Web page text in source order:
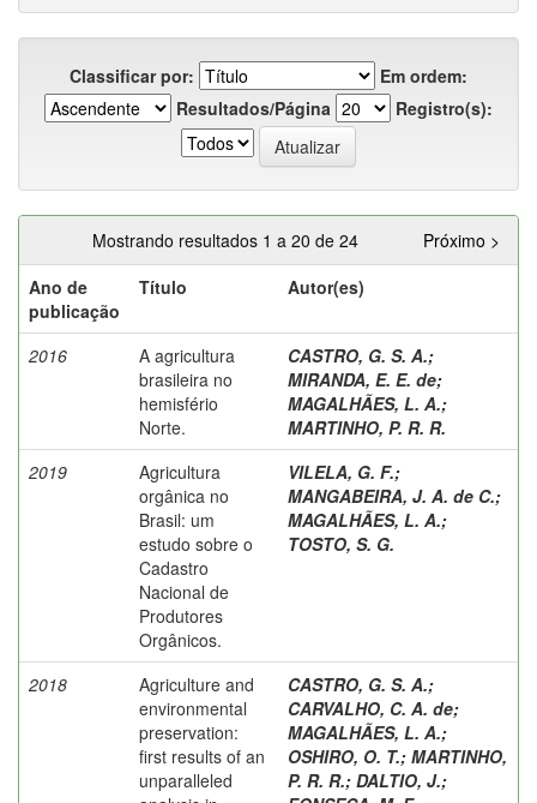
Classificar por:
Em ordem:
Resultados/Página
Registro(s):
Mostrando resultados 1 a 20 de 24
Próximo >
Ano de
publicação
Título Autor(es)
2016
A agricultura
brasileira no
hemisfério
Norte.
CASTRO, G. S. A.;
MIRANDA, E. E. de;
MAGALHÃES, L. A.;
MARTINHO, P. R. R.
2019
Agricultura
orgânica no
Brasil: um
estudo sobre o
Cadastro
Nacional de
Produtores
Orgânicos.
VILELA, G. F.;
MANGABEIRA, J. A. de C.;
MAGALHÃES, L. A.;
TOSTO, S. G.
2018
Agriculture and
environmental
preservation:
first results of an
unparalleled
CASTRO, G. S. A.;
CARVALHO, C. A. de;
MAGALHÃES, L. A.;
OSHIRO, O. T.; MARTINHO,
P. R. R.; DALTIO, J.;